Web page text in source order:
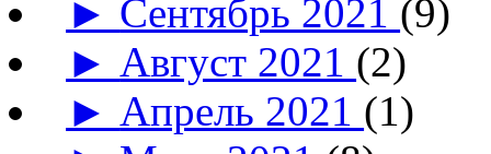
► Сентябрь 2021 (9)
► Август 2021 (2)
► Апрель 2021 (1)